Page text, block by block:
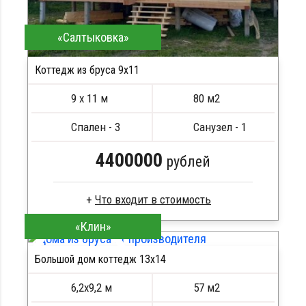
«Салтыковка»
Коттедж из бруса 9х11
9 х 11 м 80 м2
Спален - 3 Санузел - 1
4400000 рублей
Брус естественной влажности
Стропила, балки 50х200 мм
Кровля металлочерепица
Сборка на березовые нагеля, джут
ПОДРОБНЕЕ
«Клин»
Большой дом коттедж 13х14
6,2х9,2 м 57 м2
ПОДРОБНЕЕ